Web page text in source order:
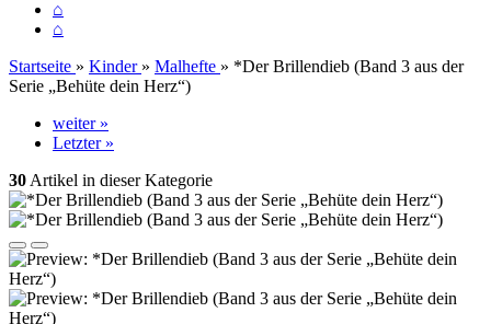
⌂
⌂
Startseite » Kinder » Malhefte » *Der Brillendieb (Band 3 aus der
Serie „Behüte dein Herz“)
weiter »
Letzter »
30 Artikel in dieser Kategorie